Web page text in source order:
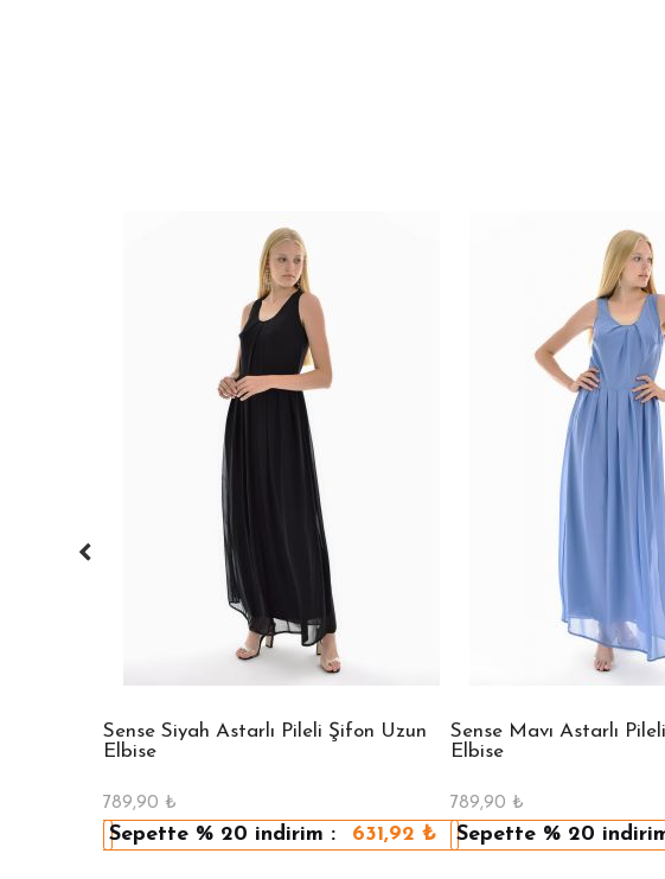
Sense Siyah Astarlı Pileli Şifon Uzun
Elbise
789,90 ₺
Sepette % 20 indirim : 631,92 ₺
Sense Mavı Astarlı
Elbise
789,90 ₺
Sepette % 20